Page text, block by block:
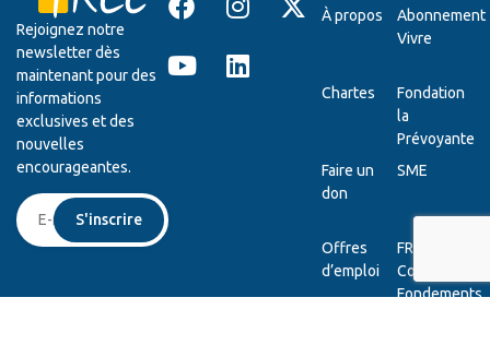
Rejoignez notre
newsletter dès
maintenant pour des
informations
exclusives et des
nouvelles
encourageantes.
S'inscrire
À propos
Abonnement
Vivre
Chartes
Fondation
la
Prévoyante
Faire un
don
SME
Offres
d’emploi
FREE
College
Fondements